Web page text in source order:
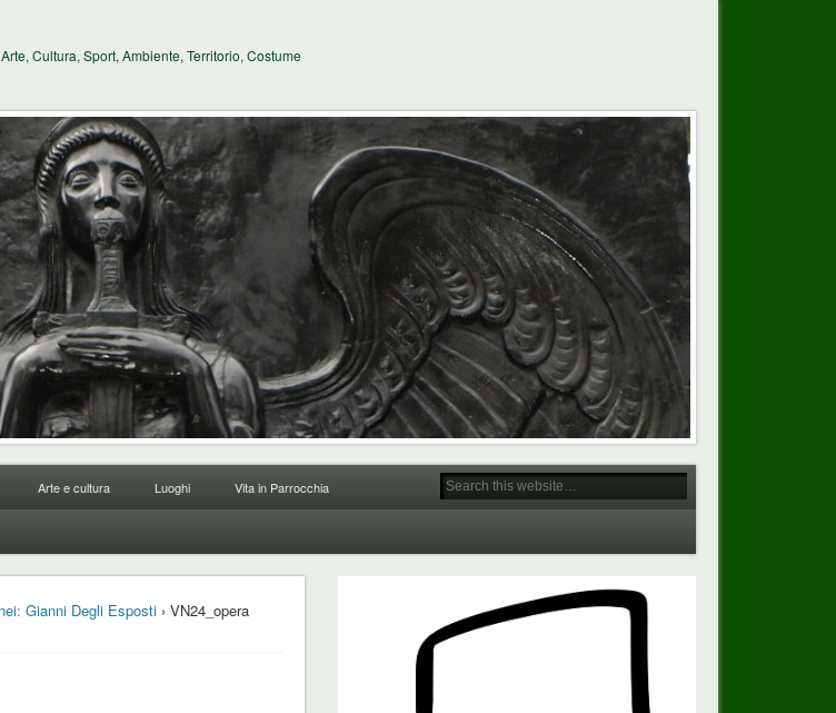
Cultura, Sport, Ambiente, Territorio, Costume
Arte e cultura Luoghi Vita in Parrocchia
Gianni Degli Esposti› VN24_opera